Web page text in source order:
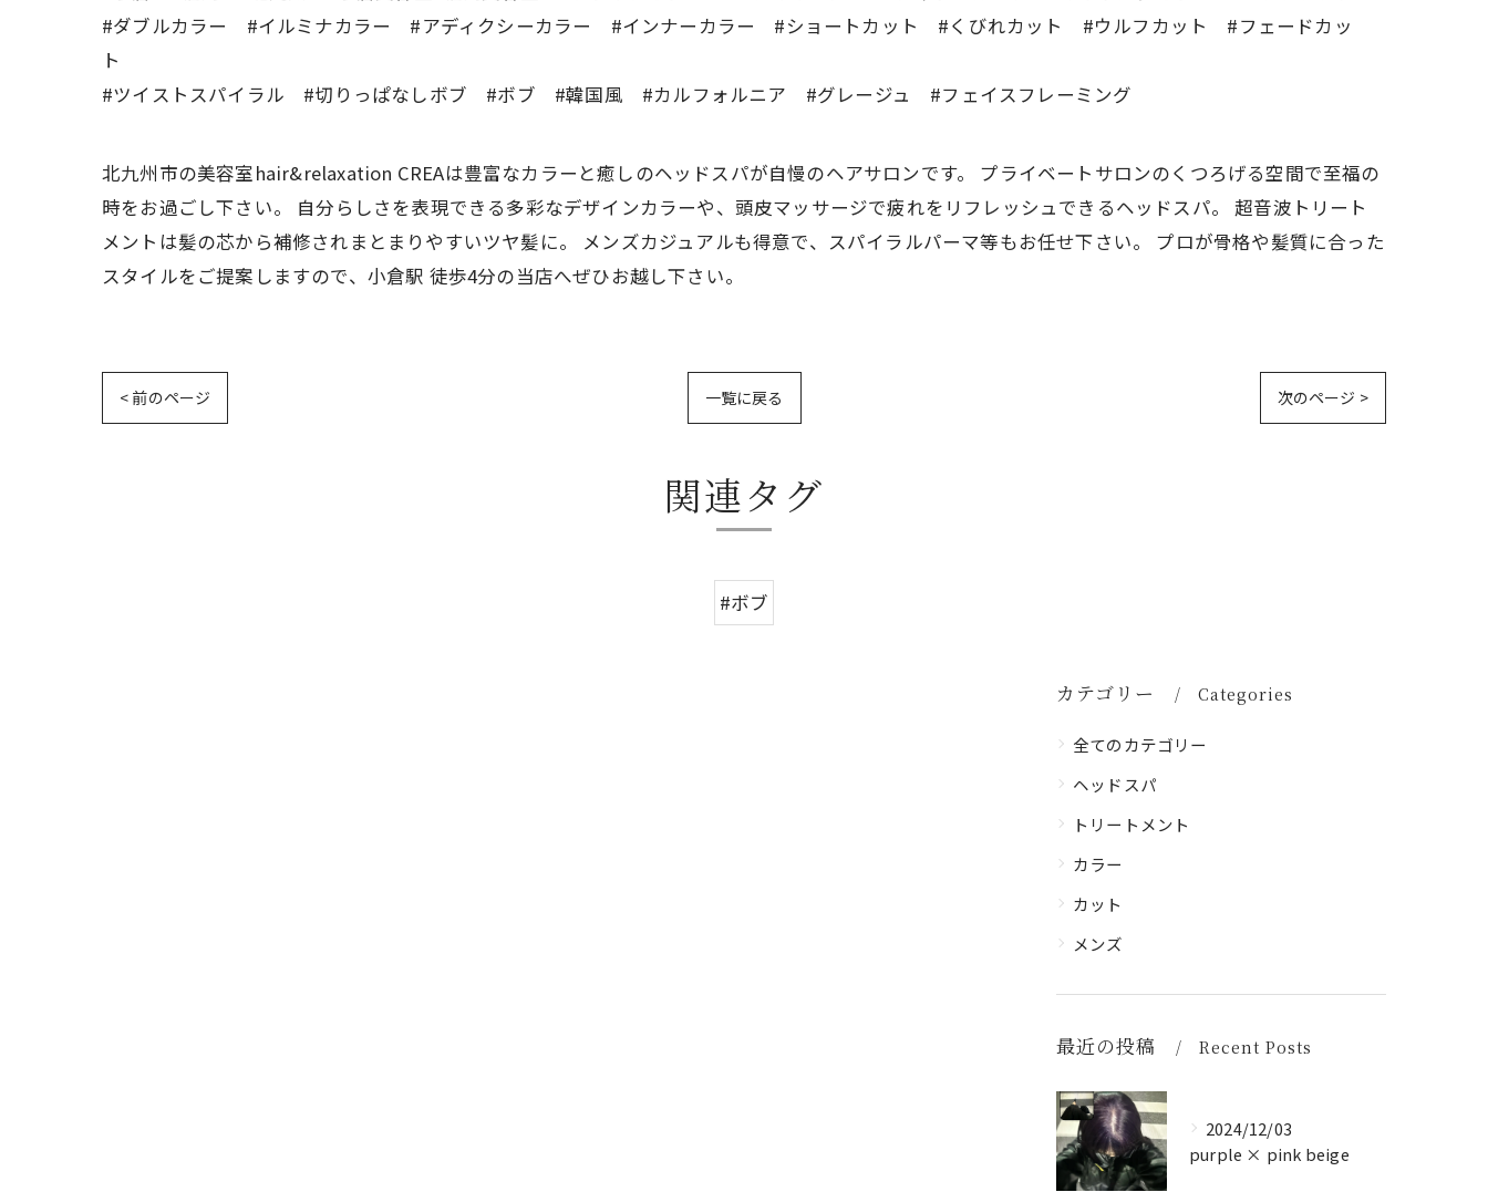
#ダブルカラー #イルミナカラー #アディクシーカラー #インナーカラー #ショートカット #くびれカット #ウルフカット #フェードカッ
ト
#ツイストスパイラル #切りっぱなしボブ #ボブ #韓国風 #カルフォルニア #グレージュ #フェイスフレーミング
北九州市の美容室hair&relaxation CREAは豊富なカラーと癒しのヘッドスパが自慢のヘアサロンです。 プライベートサロンのくつろげる空間で至福の
時をお過ごし下さい。 自分らしさを表現できる多彩なデザインカラーや、頭皮マッサージで疲れをリフレッシュできるヘッドスパ。 超音波トリート
メントは髪の芯から補修されまとまりやすいツヤ髪に。 メンズカジュアルも得意で、スパイラルパーマ等もお任せ下さい。 プロが骨格や髪質に合った
スタイルをご提案しますので、小倉駅 徒歩4分の当店へぜひお越し下さい。
< 前のページ 一覧に戻る 次のページ >
関連タグ
#ボブ
カテゴリー Categories
全てのカテゴリー
ヘッドスパ
トリートメント
カラー
カット
メンズ
最近の投稿 Recent Posts
2024/12/03
purple × pink beige